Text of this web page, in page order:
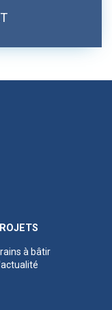
à bâtir